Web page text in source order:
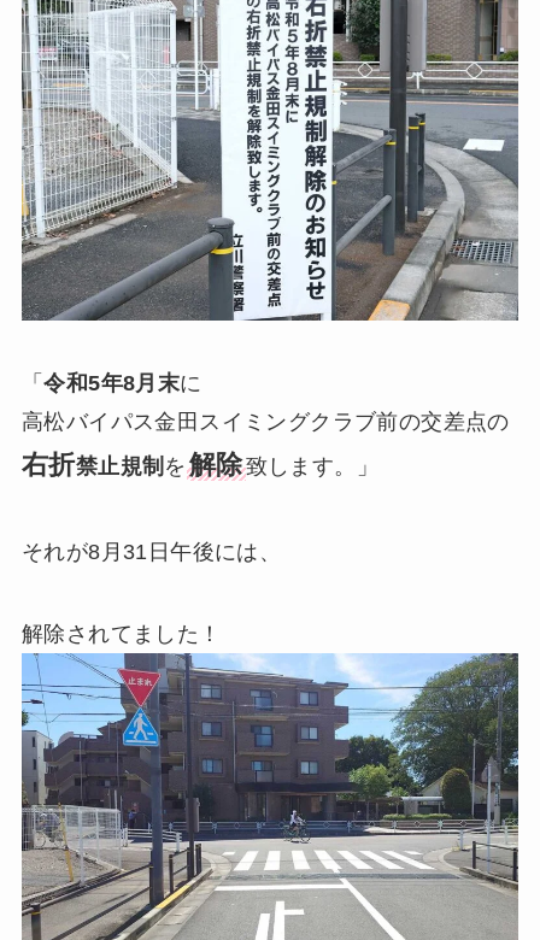
「令和5年8月末に
高松バイパス金田スイミングクラブ前の交差点の
右折禁止規制 を 解除致します。」
それが8月31日午後には、
解除されてました！